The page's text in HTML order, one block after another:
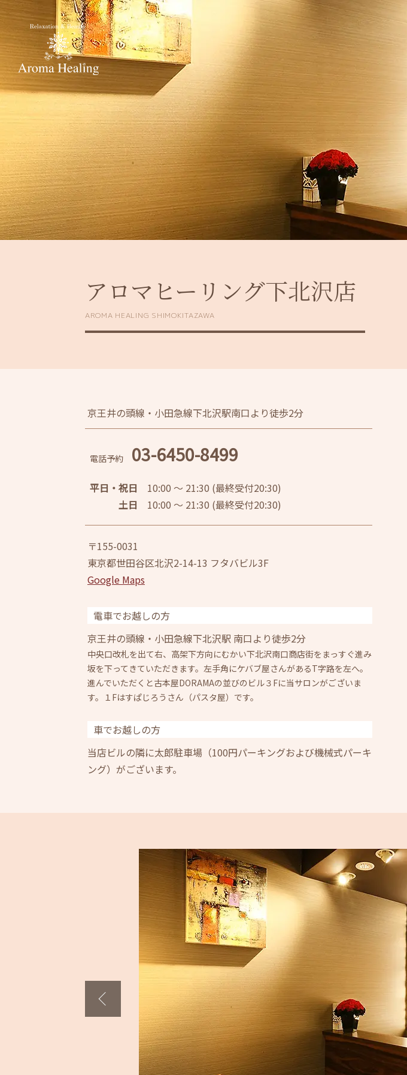
アロマヒーリング下北沢店
AROMA HEALING SHIMOKITAZAWA
京王井の頭線・小田急線下北沢駅南口より徒歩2分
電話予約 03-6450-8499
平日・祝日
10:00 〜 21:30 (最終受付20:30)
土日
10:00 〜 21:30 (最終受付20:30)
〒155-0031
東京都世田谷区北沢2-14-13 フタバビル3F
Google Maps
電車でお越しの方
京王井の頭線・小田急線下北沢駅 南口より徒歩2分
中央口改札を出て右、高架下方向にむかい下北沢南口商店街をまっすぐ進み
坂を下ってきていただきます。左手角にケバブ屋さんがあるT字路を左へ。
進んでいただくと古本屋DORAMAの並びのビル３Fに当サロンがございま
す。１Fはすぱじろうさん（パスタ屋）です。
車でお越しの方
当店ビルの隣に太郎駐車場（100円パーキングおよび機械式パーキ
ング）がございます。